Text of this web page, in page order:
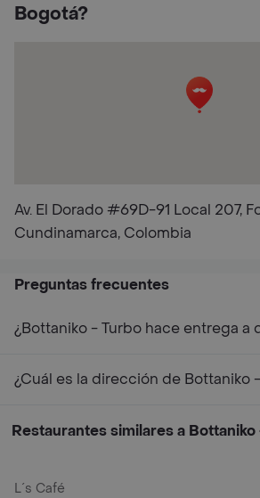
Bogotá?
Av. El Dorado #69D-91 Local 207,
Cundinamarca, Colombia
Preguntas frecuentes
¿Bottaniko - Turbo hace entrega a
¿Cuál es la dirección de Bottaniko
Restaurantes similares a
L´s Café